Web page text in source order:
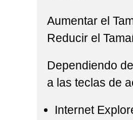
Aumentar el
Reducir el
Dependiendo
a las teclas de
Internet